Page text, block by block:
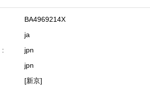
BA4969214X
ja
jpn
jpn
[新京]